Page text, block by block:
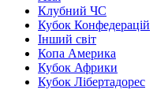
Клубний ЧС
Кубок Конфедерацій
Інший світ
Копа Америка
Кубок Африки
Кубок Лібертадорес